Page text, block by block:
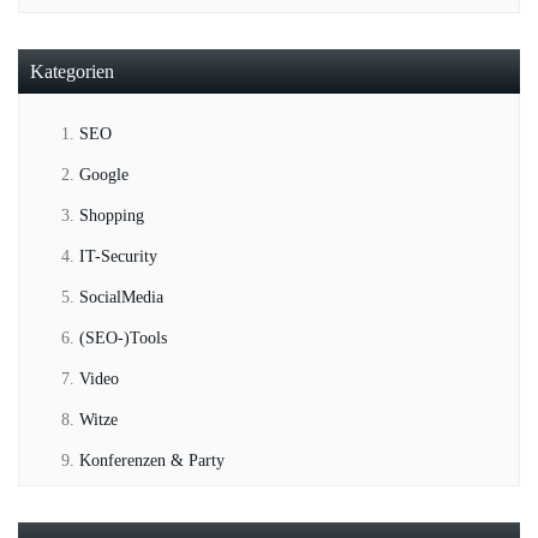
Kategorien
SEO
Google
Shopping
IT-Security
SocialMedia
(SEO-)Tools
Video
Witze
Konferenzen & Party